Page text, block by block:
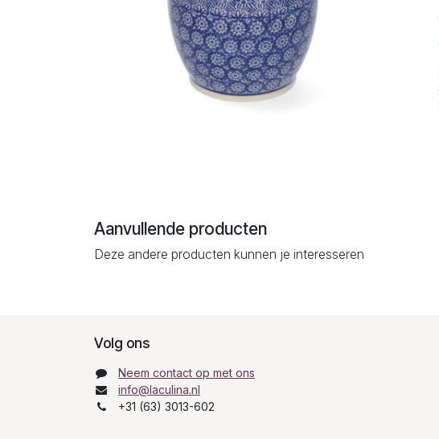
Aanvullende producten
Deze andere producten kunnen je interesseren
Volg ons
Neem contact op met ons
info@laculina.nl
+31 (63) 3013-602